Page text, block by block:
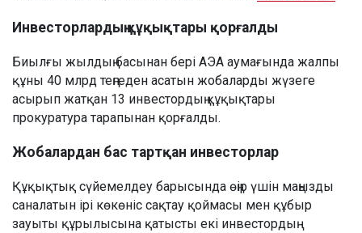
Инвесторлардың құқықтары қорғалды
Биылғы жылдың басынан бері АЭА аумағында жалпы
құны 40 млрд теңгеден асатын жобаларды жүзеге
асырып жатқан 13 инвестордың құқықтары
прокуратура тарапынан қорғалды.
Жобалардан бас тартқан инвесторлар
Құқықтық сүйемелдеу барысында өңір үшін маңызды
саналатын ірі көкөніс сақтау қоймасы мен құбыр
зауыты құрылысына қатысты екі инвестордың